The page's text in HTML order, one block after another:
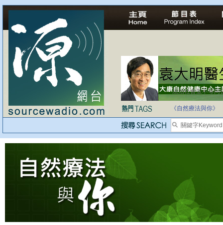
法治社會並不等同
《自然療法與你》